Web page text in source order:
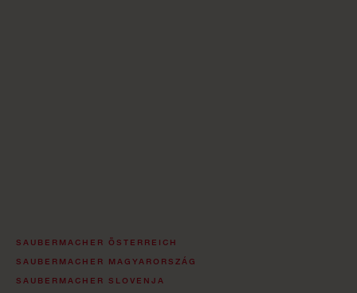
SAUBERMACHER ÖSTERREICH
SAUBERMACHER MAGYARORSZÁG
SAUBERMACHER SLOVENJA